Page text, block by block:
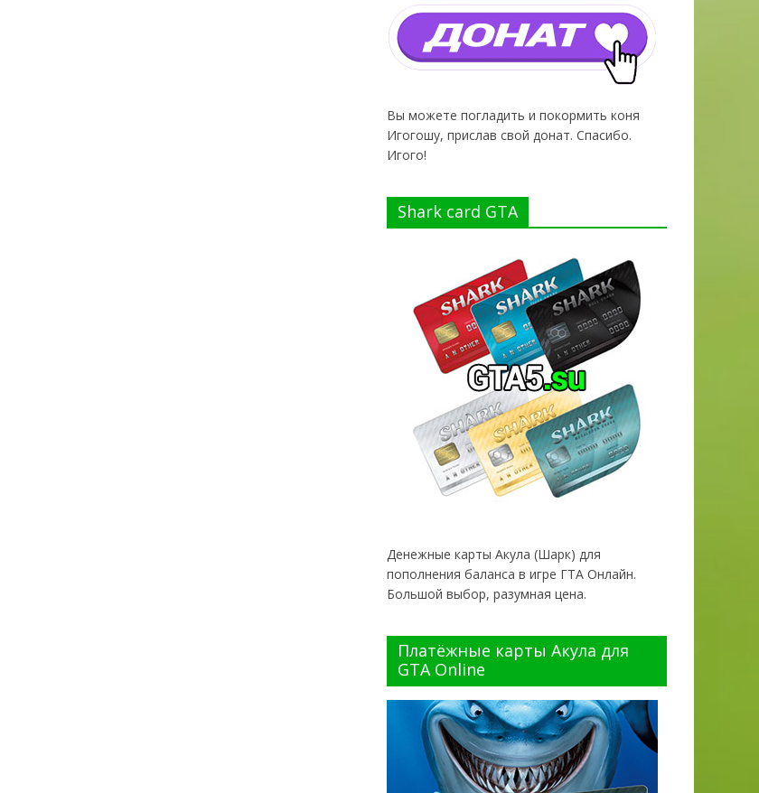
Вы можете погладить и покормить коня
Игогошу, прислав свой донат. Спасибо.
Игого!
Shark card GTA
Денежные карты Акула (Шарк) для
пополнения баланса в игре ГТА Онлайн.
Большой выбор, разумная цена.
Платёжные карты Акула для
GTA Online